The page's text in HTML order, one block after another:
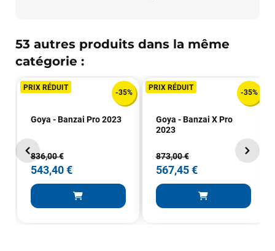
53 autres produits dans la même
catégorie :
PRIX RÉDUIT
-35%
Goya - Banzai Pro 2023
836,00 €
543,40 €
PRIX RÉDUIT
-35%
Goya - Banzai X Pro
2023
873,00 €
567,45 €